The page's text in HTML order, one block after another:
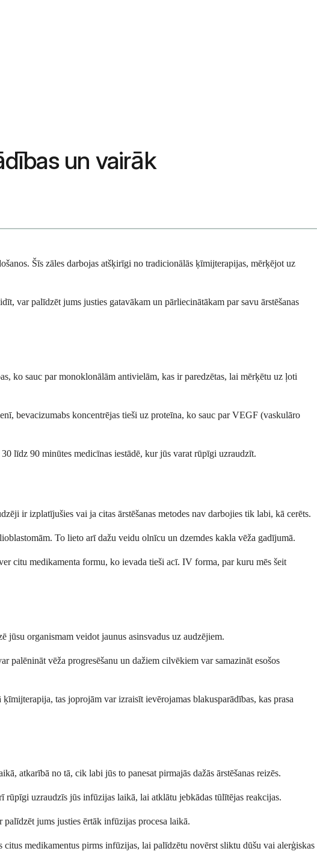
un vairāk
Šīs zāles darbojas atšķirīgi no tradicionālās ķīmijterapijas, mērķējot uz
var palīdzēt jums justies gatavākam un pārliecinātākam par savu ārstēšanas
ko sauc par monoklonālām antivielām, kas ir paredzētas, lai mērķētu uz ļoti
bevacizumabs koncentrējas tieši uz proteīna, ko sauc par VEGF (vaskulāro
līdz 90 minūtes medicīnas iestādē, kur jūs varat rūpīgi uzraudzīt.
ir izplatījušies vai ja citas ārstēšanas metodes nav darbojies tik labi, kā cerēts.
To lieto arī dažu veidu olnīcu un dzemdes kakla vēža gadījumā.
citu medikamenta formu, ko ievada tieši acī. IV forma, par kuru mēs šeit
jūsu organismam veidot jaunus asinsvadus uz audzējiem.
palēnināt vēža progresēšanu un dažiem cilvēkiem var samazināt esošos
tas joprojām var izraisīt ievērojamas blakusparādības, kas prasa
atkarībā no tā, cik labi jūs to panesat pirmajās dažās ārstēšanas reizēs.
rūpīgi uzraudzīs jūs infūzijas laikā, lai atklātu jebkādas tūlītējas reakcijas.
palīdzēt jums justies ērtāk infūzijas procesa laikā.
medikamentus pirms infūzijas, lai palīdzētu novērst sliktu dūšu vai alerģiskas